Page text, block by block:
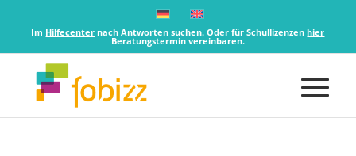
Im Hilfecenter nach Antworten suchen. Oder für Schullizenzenhier
Beratungstermin vereinbaren.